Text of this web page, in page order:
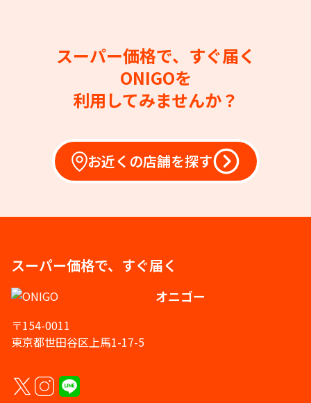
スーパー価格で、すぐ届く
ONIGOを
利用してみませんか？
お近くの店舗を探す
スーパー価格で、すぐ届く
オニゴー
〒154-0011
東京都世田谷区上馬1-17-5